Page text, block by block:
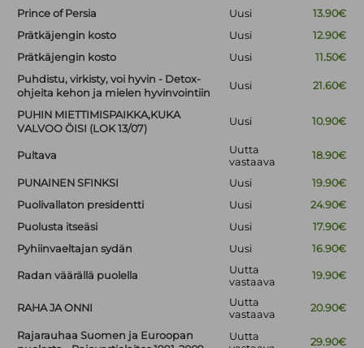
Prince of Persia Uusi
13.90€
Prätkäjengin kosto
Uusi
12.90€
Prätkäjengin kosto
Uusi
11.50€
Puhdistu, virkisty, voi hyvin - Detox-
ohjeita kehon ja mielen hyvinvointiin
Uusi 21.60€
PUHIN MIETTIMISPAIKKA,KUKA
VALVOO ÖISI (LOK 13/07)
Uusi 10.90€
Pultava
Uutta
vastaava
18.90€
PUNAINEN SFINKSI Uusi
19.90€
Puolivallaton presidentti
Uusi
24.90€
Puolusta itseäsi
Uusi
17.90€
Pyhiinvaeltajan sydän
Uusi 16.90€
Radan väärällä puolella
Uutta
vastaava
19.90€
RAHA JA ONNI
Uutta
vastaava
20.90€
Rajarauhaa Suomen ja Euroopan
Uutta
29.90€